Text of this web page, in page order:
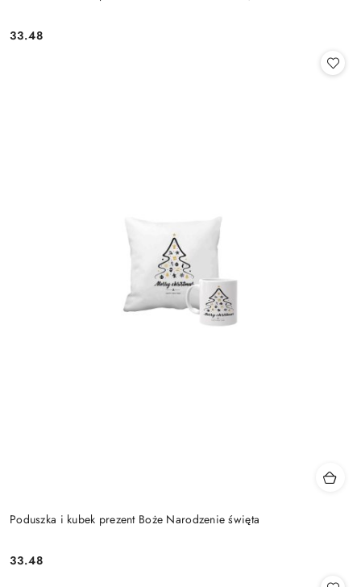
Cena:
33.48
Poduszka i kubek prezent Boże Narodzenie święta
Cena:
33.48